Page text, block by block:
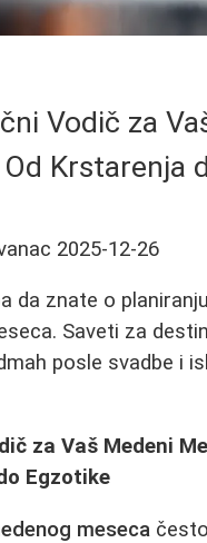
Vodič za
Krstarenja
2025-12-26
da znate o
Saveti za
posle svadbe i
za Vaš Medeni
Egzotike
meseca